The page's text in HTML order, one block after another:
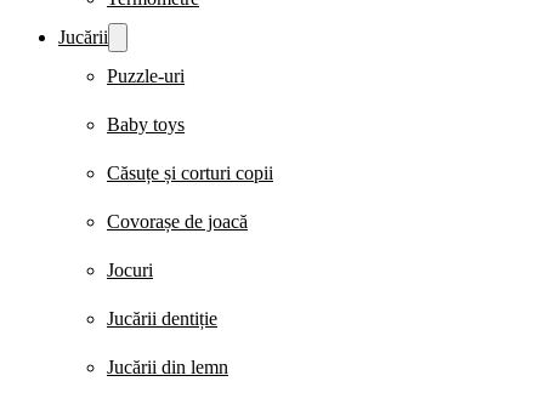
Jucării
Puzzle-uri
Baby toys
Căsuțe și corturi copii
Covorașe de joacă
Jocuri
Jucării dentiție
Jucării din lemn